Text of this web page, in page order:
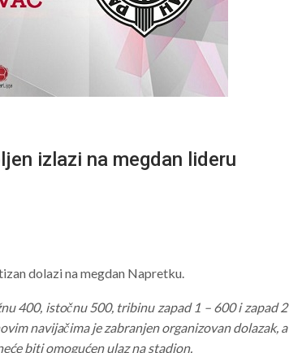
izlazi na megdan lideru
dolazi na megdan Napretku.
400, istočnu 500, tribinu zapad 1 – 600 i zapad 2
navijačima je zabranjen organizovan dolazak, a
biti omogućen ulaz na stadion.